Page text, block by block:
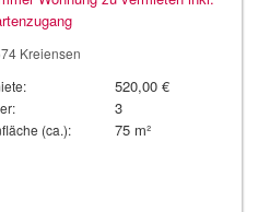
Kreiensen
520,00 €
3
(ca.): 75 m²